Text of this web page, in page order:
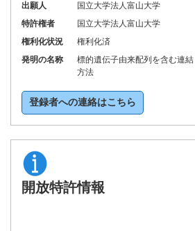
出願人
国立大学法人富山大学
特許権者
国立大学法人富山大学
権利化状況
権利化済
発明の名称
標的遺伝子由来配列を含む連
方法
登録者への連絡はこちら
開放特許情報